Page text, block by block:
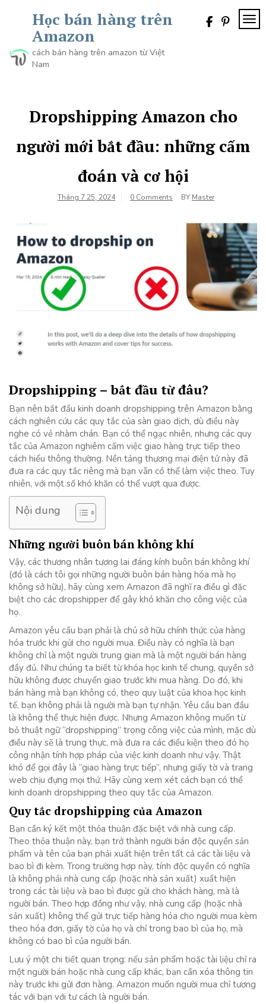
Học bán hàng trên
Amazon
cách bán hàng trên amazon từ Việt
Nam
Dropshipping Amazon cho
người mới bắt đầu: những cấm
đoán và cơ hội
Tháng 7 25, 2024 0 Comments BY Master
Dropshipping – bắt đầu từ đâu?
Bạn nên bắt đầu kinh doanh dropshipping trên Amazon bằng
cách nghiên cứu các quy tắc của sàn giao dịch, dù điều này
nghe có vẻ nhàm chán. Bạn có thể ngạc nhiên, nhưng các quy
tắc của Amazon nghiêm cấm việc giao hàng trực tiếp theo
cách hiểu thông thường. Nền tảng thương mại điện tử này đã
đưa ra các quy tắc riêng mà bạn vẫn có thể làm việc theo. Tuy
nhiên, với một số khó khăn có thể vượt qua được.
Nội dung
Những người buôn bán không khí
Vậy, các thương nhân tương lai đáng kính buôn bán không khí
(đó là cách tôi gọi những người buôn bán hàng hóa mà họ
không sở hữu), hãy cùng xem Amazon đã nghĩ ra điều gì đặc
biệt cho các dropshipper để gây khó khăn cho công việc của
họ.
Amazon yêu cầu bạn phải là chủ sở hữu chính thức của hàng
hóa trước khi gửi cho người mua. Điều này có nghĩa là bạn
không chỉ là một người trung gian mà là một người bán hàng
đầy đủ. Như chúng ta biết từ khóa học kinh tế chung, quyền sở
hữu không được chuyển giao trước khi mua hàng. Do đó, khi
bán hàng mà bạn không có, theo quy luật của khoa học kinh
tế, bạn không phải là người mà bạn tự nhận. Yêu cầu ban đầu
là không thể thực hiện được. Nhưng Amazon không muốn từ
bỏ thuật ngữ “dropshipping” trong công việc của mình, mặc dù
điều này sẽ là trung thực, mà đưa ra các điều kiện theo đó họ
công nhận tính hợp pháp của việc kinh doanh như vậy. Thật
khó để gọi đây là “giao hàng trực tiếp”, nhưng giấy tờ và trang
web chịu đựng mọi thứ. Hãy cùng xem xét cách bạn có thể
kinh doanh dropshipping theo quy tắc của Amazon.
Quy tắc dropshipping của Amazon
Bạn cần ký kết một thỏa thuận đặc biệt với nhà cung cấp.
Theo thỏa thuận này, bạn trở thành người bán độc quyền sản
phẩm và tên của bạn phải xuất hiện trên tất cả các tài liệu và
bao bì đi kèm. Trong trường hợp này, tính độc quyền có nghĩa
là không phải nhà cung cấp (hoặc nhà sản xuất) xuất hiện
trong các tài liệu và bao bì được gửi cho khách hàng, mà là
người bán. Theo hợp đồng như vậy, nhà cung cấp (hoặc nhà
sản xuất) không thể gửi trực tiếp hàng hóa cho người mua kèm
theo hóa đơn, giấy tờ của họ và chỉ trong bao bì của họ, mà
không có bao bì của người bán.
Lưu ý một chi tiết quan trọng: nếu sản phẩm hoặc tài liệu chỉ ra
một người bán hoặc nhà cung cấp khác, bạn cần xóa thông tin
này trước khi gửi đơn hàng. Amazon muốn người mua chỉ tương
tác với bạn với tư cách là người bán.